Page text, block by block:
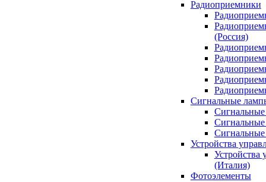
Радиоприемники
(Россия)
Сигнальные
Устройства
Устройства
(Италия)
Фотоэлементы